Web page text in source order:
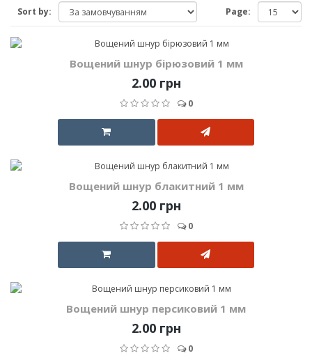
Sort by: Page:
Вощений шнур бірюзовий 1 мм
2.00 грн
0
Вощений шнур блакитний 1 мм
2.00 грн
0
Вощений шнур персиковий 1 мм
2.00 грн
0